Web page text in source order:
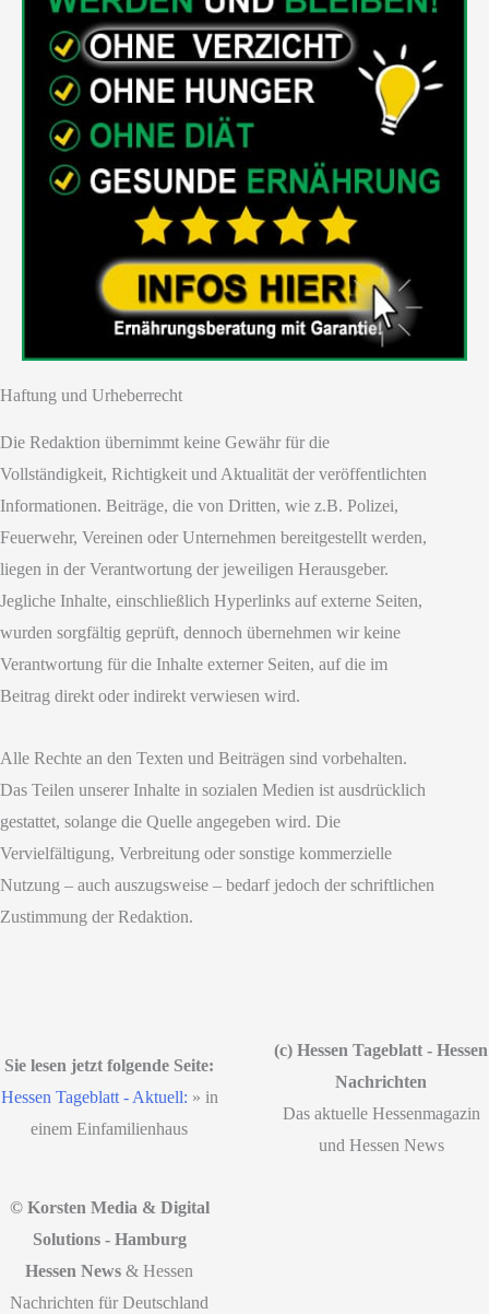
Haftung und Urheberrecht
Die Redaktion übernimmt keine Gewähr für die
Vollständigkeit, Richtigkeit und Aktualität der veröffentlichten
Informationen. Beiträge, die von Dritten, wie z.B. Polizei,
Feuerwehr, Vereinen oder Unternehmen bereitgestellt werden,
liegen in der Verantwortung der jeweiligen Herausgeber.
Jegliche Inhalte, einschließlich Hyperlinks auf externe Seiten,
wurden sorgfältig geprüft, dennoch übernehmen wir keine
Verantwortung für die Inhalte externer Seiten, auf die im
Beitrag direkt oder indirekt verwiesen wird.
Alle Rechte an den Texten und Beiträgen sind vorbehalten.
Das Teilen unserer Inhalte in sozialen Medien ist ausdrücklich
gestattet, solange die Quelle angegeben wird. Die
Vervielfältigung, Verbreitung oder sonstige kommerzielle
Nutzung – auch auszugsweise – bedarf jedoch der schriftlichen
Zustimmung der Redaktion.
Sie lesen jetzt folgende Seite:
Hessen Tageblatt - Aktuell: » in
einem Einfamilienhaus
(c) Hessen Tageblatt - Hessen
Nachrichten
Das aktuelle Hessenmagazin
und Hessen News
© Korsten Media & Digital
Solutions - Hamburg
Hessen News & Hessen
Nachrichten für Deutschland